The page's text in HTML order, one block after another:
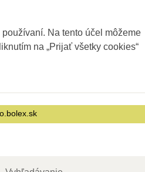
Na tento účel môžeme
na „Prijať všetky cookies“